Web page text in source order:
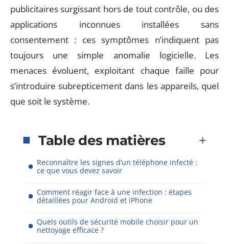
publicitaires surgissant hors de tout contrôle, ou des
applications inconnues installées sans
consentement : ces symptômes n’indiquent pas
toujours une simple anomalie logicielle. Les
menaces évoluent, exploitant chaque faille pour
s’introduire subrepticement dans les appareils, quel
que soit le système.
Table des matières
Reconnaître les signes d’un téléphone infecté :
ce que vous devez savoir
Comment réagir face à une infection : étapes
détaillées pour Android et iPhone
Quels outils de sécurité mobile choisir pour un
nettoyage efficace ?